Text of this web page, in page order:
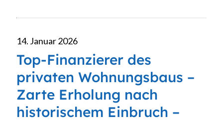
14. Januar 2026
Top-Finanzierer des
privaten Wohnungsbaus –
Zarte Erholung nach
historischem Einbruch –